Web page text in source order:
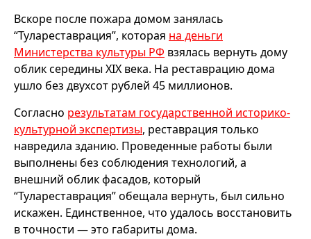
Вскоре после пожара домом занялась
“Тулареставрация”, которая на деньги
Министерства культуры РФ взялась вернуть дому
облик середины XIX века. На реставрацию дома
ушло без двухсот рублей 45 миллионов.
Согласно результатам государственной историко-
культурной экспертизы, реставрация только
навредила зданию. Проведенные работы были
выполнены без соблюдения технологий, а
внешний облик фасадов, который
“Тулареставрация” обещала вернуть, был сильно
искажен. Единственное, что удалось восстановить
в точности — это габариты дома.